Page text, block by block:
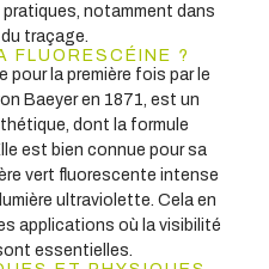
notamment dans
traçage.
FLUORESCÉINE ?
pour la première fois par le
Baeyer en 1871, est un
dont la formule
est bien connue pour sa
vert fluorescente intense
ultraviolette. Cela en
applications où la visibilité
essentielles.